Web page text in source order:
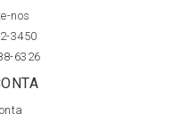
nos
3450
6326